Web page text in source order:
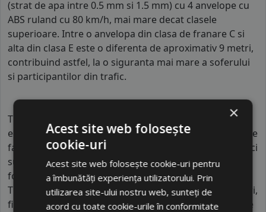
(strat de apa intre 0.5 mm si 1.5 mm) cu 4 anvelope cu
ABS ruland cu 80 km/h, mai mare decat clasele
superioare. Intre o anvelopa din clasa de franare C si
alta din clasa E este o diferenta de aproximativ 9 metri,
contribuind astfel, la o siguranta mai mare a soferului
si participantilor din trafic.
TERCELO este un brand de anvelope din segmentul
economic, produs în Asia în fabrici industriale mari care
fac parte din lanțuri globale de producție. Aceste fabrici
sunt optimizate pentru eficiență și costuri reduse,
folosind procese automatizate și standardizate.
TERCELO oferă anvelope pentru autoturisme și SUV-uri,
fiind destinat piețelor sensibile la preț. Brandul nu este
×
Acest site web folosește
cookie-uri
Acest site web folosește cookie-uri pentru
a îmbunătăți experiența utilizatorului. Prin
utilizarea site-ului nostru web, sunteți de
acord cu toate cookie-urile în conformitate